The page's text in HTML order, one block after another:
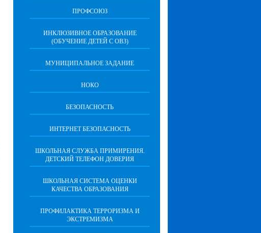
ПРОФСОЮЗ
ИНКЛЮЗИВНОЕ ОБРАЗОВАНИЕ
(ОБУЧЕНИЕ ДЕТЕЙ С ОВЗ)
МУНИЦИПАЛЬНОЕ ЗАДАНИЕ
НОКО
БЕЗОПАСНОСТЬ
ИНТЕРНЕТ БЕЗОПАСНОСТЬ
ШКОЛЬНАЯ СЛУЖБА ПРИМИРЕНИЯ.
ДЕТСКИЙ ТЕЛЕФОН ДОВЕРИЯ
ШКОЛЬНАЯ СИСТЕМА ОЦЕНКИ
КАЧЕСТВА ОБРАЗОВАНИЯ
ПРОФИЛАКТИКА ТЕРРОРИЗМА И
ЭКСТРЕМИЗМА